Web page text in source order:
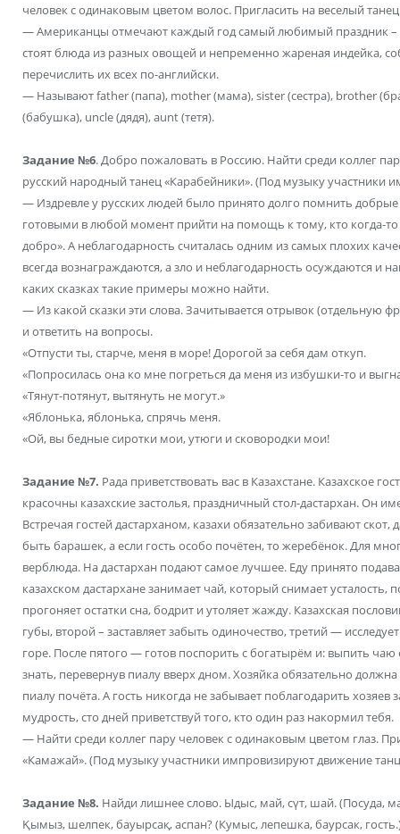
человек с одинаковым цветом волос. Пригласить на веселый
— Американцы отмечают каждый год самый любимый праздник –
стоят блюда из разных овощей и непременно жареная индейка,
перечислить их всех по-английски.
— Называют father (папа), mother (мама), sister (сестра), brother
(бабушка), uncle (дядя), aunt (тетя).
Задание №6. Добро пожаловать в Россию. Найти среди коллег
русский народный танец «Карабейники». (Под музыку участники
— Издревле у русских людей было принято долго помнить добрые
готовыми в любой момент прийти на помощь к тому, кто когда-
добро». А неблагодарность считалась одним из самых плохих
всегда вознаграждаются, а зло и неблагодарность осуждаются и
каких сказках такие примеры можно найти.
— Из какой сказки эти слова. Зачитывается отрывок (отдельную
и ответить на вопросы.
«Отпусти ты, старче, меня в море! Дорогой за себя дам откуп.
«Попросилась она ко мне погреться да меня из избушки-то и
«Тянут-потянут, вытянуть не могут.»
«Яблонька, яблонька, спрячь меня.
«Ой, вы бедные сиротки мои, утюги и сковородки мои!
Задание №7. Рада приветствовать вас в Казахстане. Казахское
красочны казахские застолья, праздничный стол-дастархан. Он
Встречая гостей дастарханом, казахи обязательно забивают
быть барашек, а если гость особо почётен, то жеребёнок. Для
верблюда. На дастархан подают самое лучшее. Еду принято
казахском дастархане занимает чай, который снимает
прогоняет остатки сна, бодрит и утоляет жажду. Казахская
губы, второй – заставляет забыть одиночество, третий —
горе. После пятого — готов поспорить с богатырём и: выпить
знать, перевернув пиалу вверх дном. Хозяйка обязательно
пиалу почёта. А гость никогда не забывает поблагодарить
мудрость, сто дней приветствуй того, кто один раз накормил тебя.
— Найти среди коллег пару человек с одинаковым цветом глаз.
«Камажай». (Под музыку участники импровизируют движение
Задание №8. Найди лишнее слово. Ыдыс, май, сүт, шай. (Посуда,
Қымыз, шелпек, бауырсақ, аспан? (Кумыс, лепешка, баурсак,